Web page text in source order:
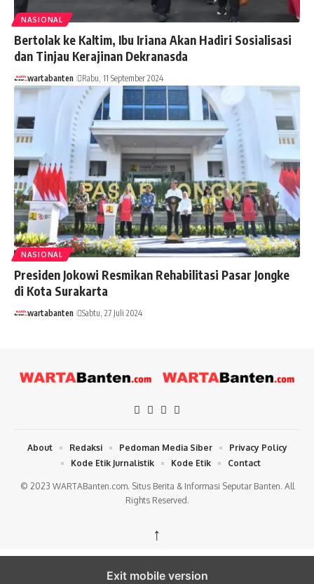
NASIONAL
Bertolak ke Kaltim, Ibu Iriana Akan Hadiri Sosialisasi
dan Tinjau Kerajinan Dekranasda
wartabanten Rabu, 11 September 2024
NASIONAL
Presiden Jokowi Resmikan Rehabilitasi Pasar Jongke
di Kota Surakarta
wartabanten Sabtu, 27 Juli 2024
© 2023 WARTABanten.com. Situs Berita & Informasi Seputar Banten. All
Rights Reserved.
About Redaksi Pedoman Media Siber
Privacy Policy
Kode Etik Jurnalistik
Kode Etik Contact
↑
Exit mobile version